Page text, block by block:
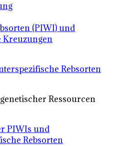
(PIWI) und
Kreuzungen
Rebsorten
Ressourcen
PIWIs und
Rebsorten